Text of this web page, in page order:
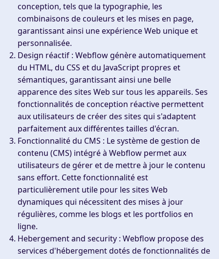
conception, tels que la typographie, les
combinaisons de couleurs et les mises en page,
garantissant ainsi une expérience Web unique et
personnalisée.
Design réactif : Webflow génère automatiquement
du HTML, du CSS et du JavaScript propres et
sémantiques, garantissant ainsi une belle
apparence des sites Web sur tous les appareils. Ses
fonctionnalités de conception réactive permettent
aux utilisateurs de créer des sites qui s'adaptent
parfaitement aux différentes tailles d'écran.
Fonctionnalité du CMS : Le système de gestion de
contenu (CMS) intégré à Webflow permet aux
utilisateurs de gérer et de mettre à jour le contenu
sans effort. Cette fonctionnalité est
particulièrement utile pour les sites Web
dynamiques qui nécessitent des mises à jour
régulières, comme les blogs et les portfolios en
ligne.
Hebergement and security : Webflow propose des
services d'hébergement dotés de fonctionnalités de